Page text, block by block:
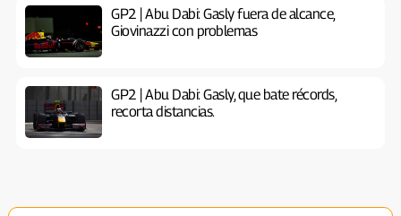
GP2 | Abu Dabi: Gasly fuera de alcance,
Giovinazzi con problemas
GP2 | Abu Dabi: Gasly, que bate récords,
recorta distancias.